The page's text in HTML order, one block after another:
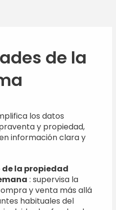
de la
los datos
y propiedad,
información clara y
la propiedad
: supervisa la
y venta más allá
habituales del